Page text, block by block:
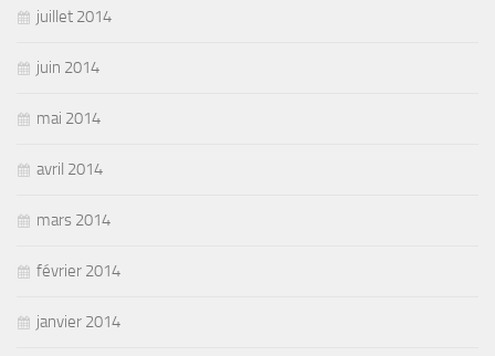
juillet 2014
juin 2014
mai 2014
avril 2014
mars 2014
février 2014
janvier 2014